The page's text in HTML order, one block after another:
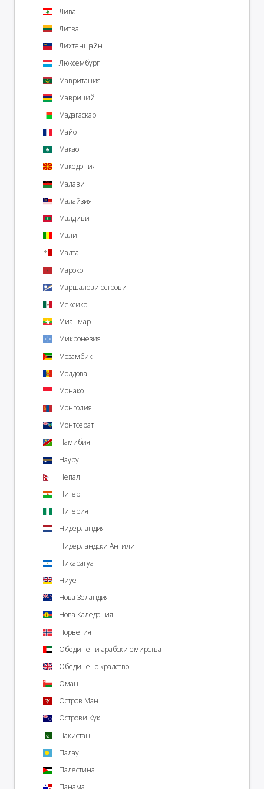
Ливан
Литва
Лихтенщайн
Люксембург
Мавритания
Мавриций
Мадагаскар
Майот
Макао
Македония
Малави
Малайзия
Малдиви
Мали
Малта
Мароко
Маршалови острови
Мексико
Мианмар
Микронезия
Мозамбик
Молдова
Монако
Монголия
Монтсерат
Намибия
Науру
Непал
Нигер
Нигерия
Нидерландия
Нидерландски Антили
Никарагуа
Ниуе
Нова Зеландия
Нова Каледония
Норвегия
Обединени арабски емирства
Обединено кралство
Оман
Остров Ман
Острови Кук
Пакистан
Палау
Палестина